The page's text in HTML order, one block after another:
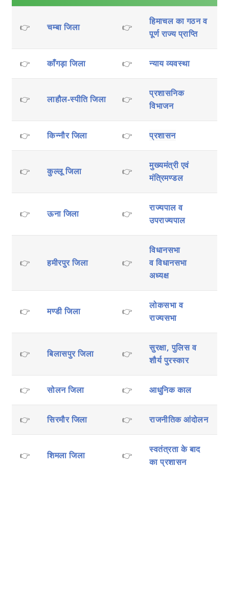
👉 चम्बा जिला 👉
हिमाचल का गठन व
पूर्ण राज्य प्राप्ति
👉 काँगड़ा जिला 👉 न्याय व्यवस्था
👉 लाहौल-स्पीति जिला 👉
प्रशासनिक
विभाजन
👉 किन्नौर जिला 👉 प्रशासन
👉 कुल्लू जिला 👉
मुख्यमंत्री एवं
मंत्रिमण्डल
👉 ऊना जिला 👉
राज्यपाल व
उपराज्यपाल
👉 हमीरपुर जिला 👉
विधानसभा
वविधानसभा
अध्यक्ष
👉 मण्डी जिला 👉
लोकसभा व
राज्यसभा
👉 बिलासपुर जिला 👉
सुरक्षा, पुलिस व
शौर्य पुरस्कार
👉 सोलन जिला 👉 आधुनिक काल
👉 सिरमौर जिला 👉 राजनीतिक आंदोलन
👉 शिमला जिला 👉
स्वतंत्रता के बाद
का प्रशासन